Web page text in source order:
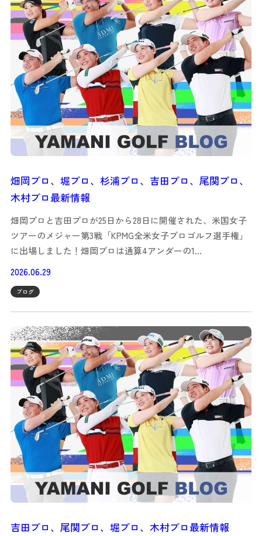
畑岡プロ、堀プロ、杉浦プロ、吉田プロ、尾関プロ、
木村プロ最新情報
畑岡プロと吉田プロが25日から28日に開催された、米国女子
ツアーのメジャー第3戦「KPMG全米女子プロゴルフ選手権」
に出場しました！畑岡プロは通算4アンダーの1…
2026.06.29
ブログ
吉田プロ、尾関プロ、堀プロ、木村プロ最新情報